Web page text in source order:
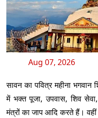
Aug 07, 2026
सावन का पवित्र महीना भगवान
में भक्त पूजा, उपवास, शिव
मंत्रों का जाप आदि करते हैं।